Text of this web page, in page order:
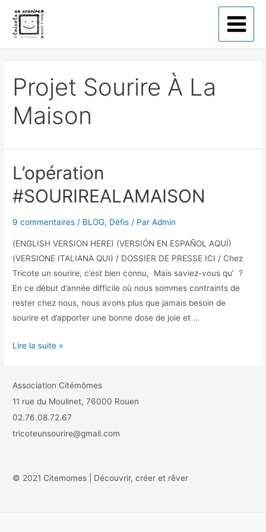
Projet Sourire À La
Maison
L’opération
#SOURIREALAMAISON
9 commentaires / BLOG, Défis / ParAdmin
(ENGLISH VERSION HERE) (VERSIÓN EN ESPAÑOL AQUÍ)
(VERSIONE ITALIANA QUI) / DOSSIER DE PRESSE ICI / Chez
Tricote un sourire, c’est bien connu, Mais saviez-vous qu’ ?
En ce début d’année difficile où nous sommes contraints de
rester chez nous, nous avons plus que jamais besoin de
sourire et d’apporter une bonne dose de joie et …
Lire la suite »
Association Citémômes
11 rue du Moulinet, 76000 Rouen
02.76.08.72.67
tricoteunsourire@gmail.com
© 2021 Citemomes | Découvrir, créer et rêver